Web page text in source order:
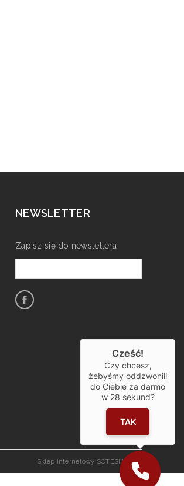
NEWSLETTER
Zapisz się do newslettera
Sklep internetowy SOTESHOP AI
Cześć!
Czy chcesz,
żebyśmy oddzwonili
do Ciebie za darmo
w 28 sekund?
TAK